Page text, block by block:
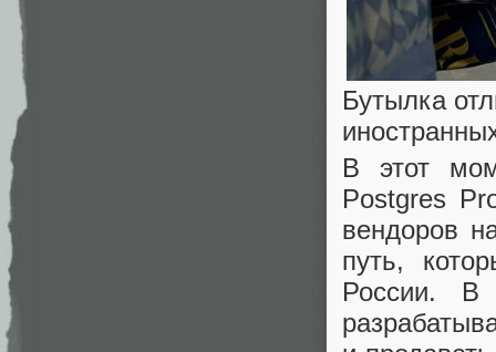
Бутылка
В этот
Postgres
вендоров
путь,
России. В